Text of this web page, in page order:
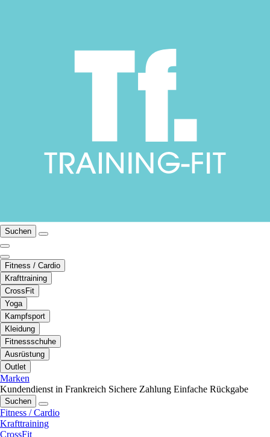
Suchen
Fitness / Cardio
Krafttraining
CrossFit
Yoga
Kampfsport
Kleidung
Fitnessschuhe
Ausrüstung
Outlet
Marken
Kundendienst in Frankreich Sichere Zahlung Einfache Rückgabe
Suchen
Fitness / Cardio
Krafttraining
CrossFit